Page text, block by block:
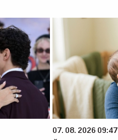
07. 08. 2026 09:47